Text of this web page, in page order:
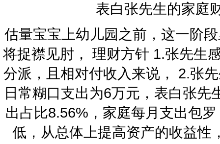
表白张先生的家庭
估量宝宝上幼儿园之前，这一阶
将捉襟见肘， 理财方针 1.张先生
分派，且相对付收入来说， 2.张
日常糊口支出为6万元，表白张先
出占比8.56%，家庭每月支出包
低，从总体上提高资产的收益性